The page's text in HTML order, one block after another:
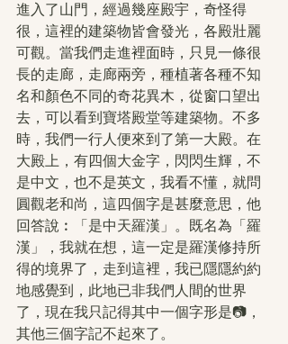
進入了山門，經過幾座殿宇，奇怪得
很，這裡的建築物皆會發光，各殿壯麗
可觀。當我們走進裡面時，只見一條很
長的走廊，走廊兩旁，種植著各種不知
名和顏色不同的奇花異木，從窗口望出
去，可以看到寶塔殿堂等建築物。不多
時，我們一行人便來到了第一大殿。在
大殿上，有四個大金字，閃閃生輝，不
是中文，也不是英文，我看不懂，就問
圓觀老和尚，這四個字是甚麼意思，他
回答說︰「是中天羅漢」。既名為「羅
漢」，我就在想，這一定是羅漢修持所
得的境界了，走到這裡，我已隱隱約約
地感覺到，此地已非我們人間的世界
了，現在我只記得其中一個字形是📷，
其他三個字記不起來了。